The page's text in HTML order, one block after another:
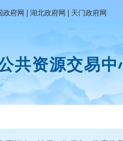
政府网 | 湖北政府网 | 天门政府网
共资源交易中